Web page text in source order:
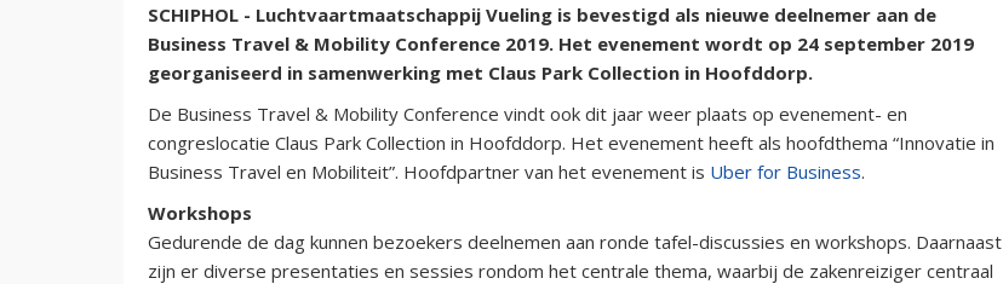
SCHIPHOL - Luchtvaartmaatschappij Vueling is bevestigd als nieuwe deelnemer aan de
Business Travel & Mobility Conference 2019. Het evenement wordt op 24 september 2019
georganiseerd in samenwerking met Claus Park Collection in Hoofddorp.
De Business Travel & Mobility Conference vindt ook dit jaar weer plaats op evenement- en
congreslocatie Claus Park Collection in Hoofddorp. Het evenement heeft als hoofdthema “Innovatie in
Business Travel en Mobiliteit”. Hoofdpartner van het evenement is Uber for Business.
Workshops
Gedurende de dag kunnen bezoekers deelnemen aan ronde tafel-discussies en workshops. Daarnaast
zijn er diverse presentaties en sessies rondom het centrale thema, waarbij de zakenreiziger centraal